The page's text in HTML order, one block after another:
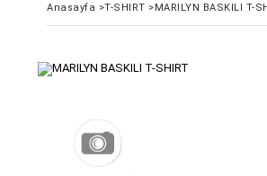
Anasayfa >T-SHIRT >MARILYN BASKILI T-